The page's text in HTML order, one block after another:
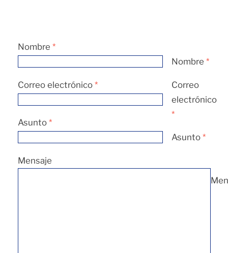
Nombre *
Nombre *
Correo electrónico *
Correo
electrónico
*
Asunto *
Asunto *
Mensaje